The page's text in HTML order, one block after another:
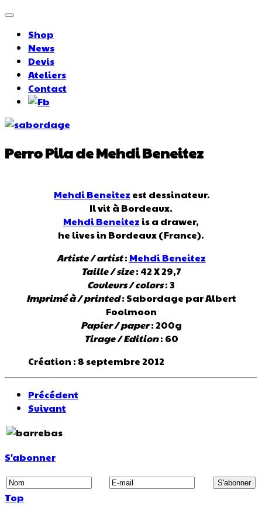
Shop
News
Devis
Ateliers
Contact
Perro Pila de Mehdi Beneitez
Mehdi Beneitez est dessinateur.
Il vit à Bordeaux.
Mehdi Beneitez is a drawer,
he lives in Bordeaux (France).
Artiste / artist: Mehdi Beneitez
Taille / size: 42 X 29,7
Couleurs / colors: 3
Imprimé à / printed: Sabordage par Albert
Foolmoon
Papier / paper: 200g
Tirage / Edition: 60
Création : 8 septembre 2012
Précédent
Suivant
S'abonner
Top